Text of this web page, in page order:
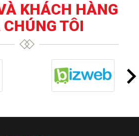
KHÁCH HÀNG
CHÚNG TÔI